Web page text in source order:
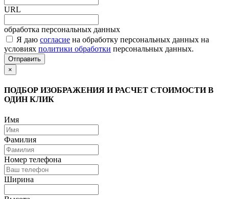
URL
обработка персональных данных
Я даю согласие на обработку персональных данных на
условиях политики обработки персональных данных.
Отправить
×
ПОДБОР ИЗОБРАЖЕНИЯ И РАСЧЕТ СТОИМОСТИ В
ОДИН КЛИК
Имя
Фамилия
Номер телефона
Ширина